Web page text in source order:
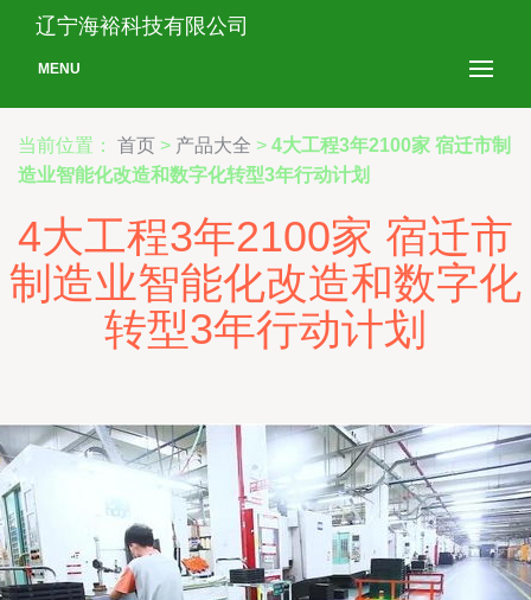
辽宁海裕科技有限公司
MENU
当前位置： 首页 > 产品大全 > 4大工程3年2100家 宿迁市制
造业智能化改造和数字化转型3年行动计划
4大工程3年2100家 宿迁市
制造业智能化改造和数字化
转型3年行动计划